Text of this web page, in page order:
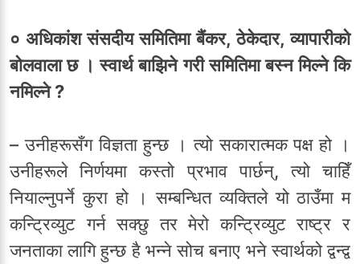
० अधिकांश संसदीय समितिमा बैंकर, ठेकेदार, व्यापारीको
बोलवाला छ । स्वार्थ बाझिने गरी समितिमा बस्न मिल्ने कि
नमिल्ने ?
– उनीहरूसँग विज्ञता हुन्छ । त्यो सकारात्मक पक्ष हो ।
उनीहरूले निर्णयमा कस्तो प्रभाव पार्छन्, त्यो चाहिँ
नियाल्नुपर्ने कुरा हो । सम्बन्धित व्यक्तिले यो ठाउँमा म
कन्ट्रिव्युट गर्न सक्छु तर मेरो कन्ट्रिव्युट राष्ट्र र
जनताका लागि हुन्छ है भन्ने सोच बनाए भने स्वार्थको द्वन्द्व